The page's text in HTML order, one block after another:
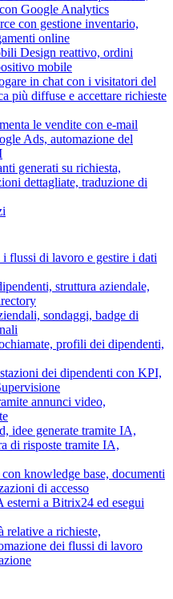
Google Analytics
con gestione inventario,
online
Design reattivo, ordini
mobile
in chat con i visitatori del
più diffuse e accettare richieste
le vendite con e-mail
Ads, automazione del
generati su richiesta,
dettagliate, traduzione di
flussi di lavoro e gestire i dati
struttura aziendale,
sondaggi, badge di
profili dei dipendenti,
dei dipendenti con KPI,
annunci video,
idee generate tramite IA,
di risposte tramite IA,
knowledge base, documenti
di accesso
esterni a Bitrix24 ed esegui
relative a richieste,
dei flussi di lavoro